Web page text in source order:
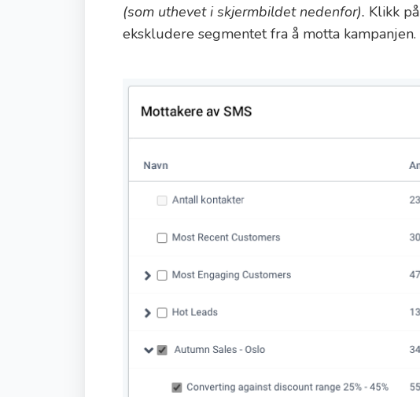
(som uthevet i skjermbildet nedenfor). Klikk på
ekskludere segmentet fra å motta kampanjen.